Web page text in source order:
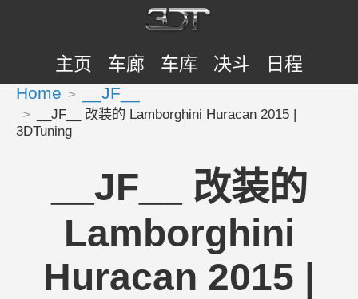
主页 车廊 车库 决斗 日程
Home __JF__
__JF__ 改装的 Lamborghini Huracan 2015 |
3DTuning
__JF__ 改装的
Lamborghini
Huracan 2015 |